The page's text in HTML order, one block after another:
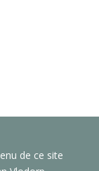
de ce site